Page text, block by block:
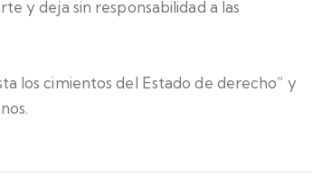
y deja sin responsabilidad a las
los cimientos del Estado de derecho” y